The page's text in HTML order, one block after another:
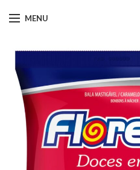
MENU